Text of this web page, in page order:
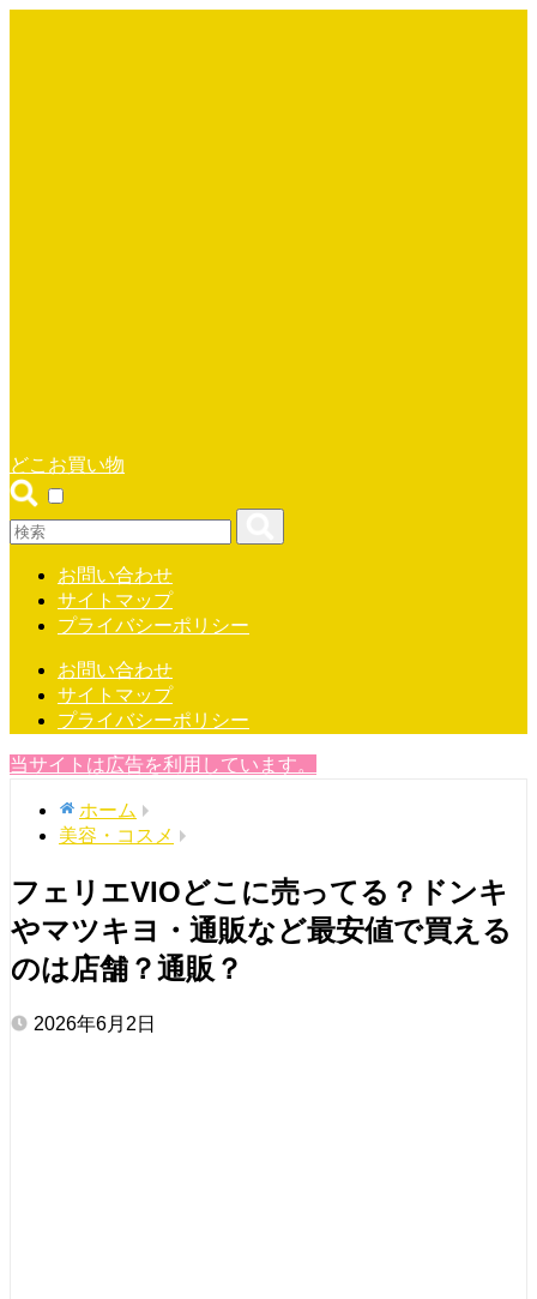
どこお買い物
お問い合わせ
サイトマップ
プライバシーポリシー
お問い合わせ
サイトマップ
プライバシーポリシー
当サイトは広告を利用しています。
ホーム
美容・コスメ
フェリエVIOどこに売ってる？ドンキ
やマツキヨ・通販など最安値で買える
のは店舗？通販？
2026年6月2日